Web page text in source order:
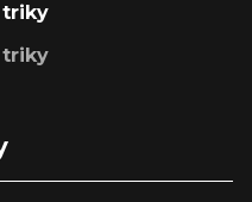
triky
triky